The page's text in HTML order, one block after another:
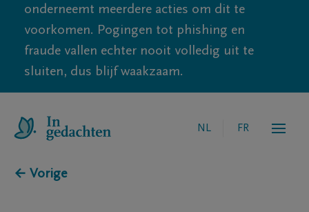
onderneemt meerdere acties om dit te
voorkomen. Pogingen tot phishing en
fraude vallen echter nooit volledig uit te
sluiten, dus blijf waakzaam.
NL FR
← Vorige